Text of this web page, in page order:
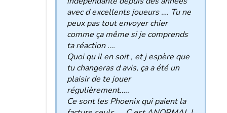
avec d excellents joueurs …. Tu ne
peux pas tout envoyer chier
comme ça même si je comprends
ta réaction ….
Quoi qu il en soit , et j espère que
tu changeras d avis, ça a été un
plaisir de te jouer
régulièrement…..
Ce sont les Phoenix qui paient la